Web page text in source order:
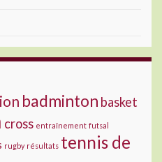
badminton basket
cross entraînement futsal
rugby résultats tennis de